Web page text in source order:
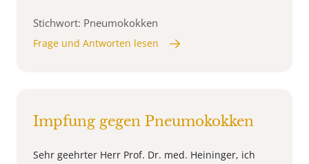
Stichwort: Pneumokokken
Frage und Antworten lesen
Impfung gegen Pneumokokken
Sehr geehrter Herr Prof. Dr. med. Heininger, ich